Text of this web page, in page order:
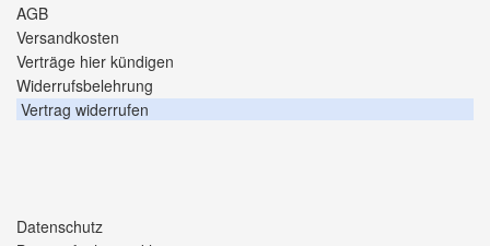
AGB
Versandkosten
Verträge hier kündigen
Widerrufsbelehrung
Vertrag widerrufen
Datenschutz